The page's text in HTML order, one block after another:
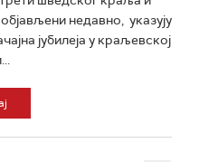
недавно, указују
јубилеја у краљевској